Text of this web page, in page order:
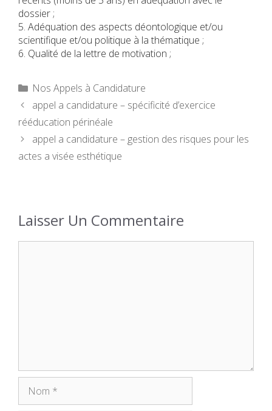
dossier ;
5. Adéquation des aspects déontologique et/ou
scientifique et/ou politique à la thématique ;
6. Qualité de la lettre de motivation ;
Catégories
Nos Appels à Candidature
appel a candidature – spécificité d’exercice
rééducation périnéale
appel a candidature – gestion des risques pour les
actes a visée esthétique
Laisser Un Commentaire